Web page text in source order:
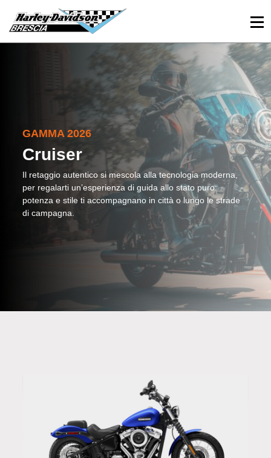
030 3366984 Viale Sant’Eufemia, 26 - Brescia
GAMMA 2026
Cruiser
Il retaggio autentico si mescola alla tecnologia moderna,
per regalarti un’esperienza di guida allo stato puro:
potenza e stile ti accompagnano in città o lungo le strade
di campagna.